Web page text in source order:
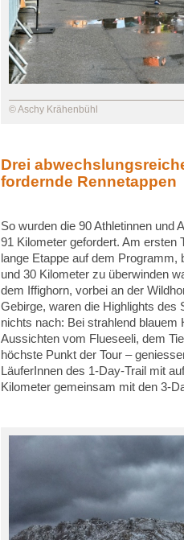
© Aschy Krähenbühl
Drei
fordernde Rennetappen
So wurden die 90 Athletinnen und
91 Kilometer gefordert. Am ersten
lange Etappe auf dem
und 30 Kilometer zu überwinden
dem Iffighorn, vorbei an der
Gebirge, waren die Highlights des
nichts nach: Bei strahlend blauem
Aussichten vom Flueseeli, dem
höchste Punkt der Tour –
LäuferInnen des 1-Day-Trail mit
Kilometer gemeinsam mit den 3-